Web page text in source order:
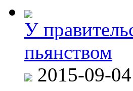
У
пьянством
2015-09-